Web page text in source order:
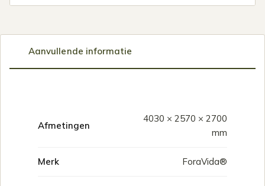
Aanvullende informatie
Afmetingen
4030 × 2570 × 2700
mm
Merk ForaVida®